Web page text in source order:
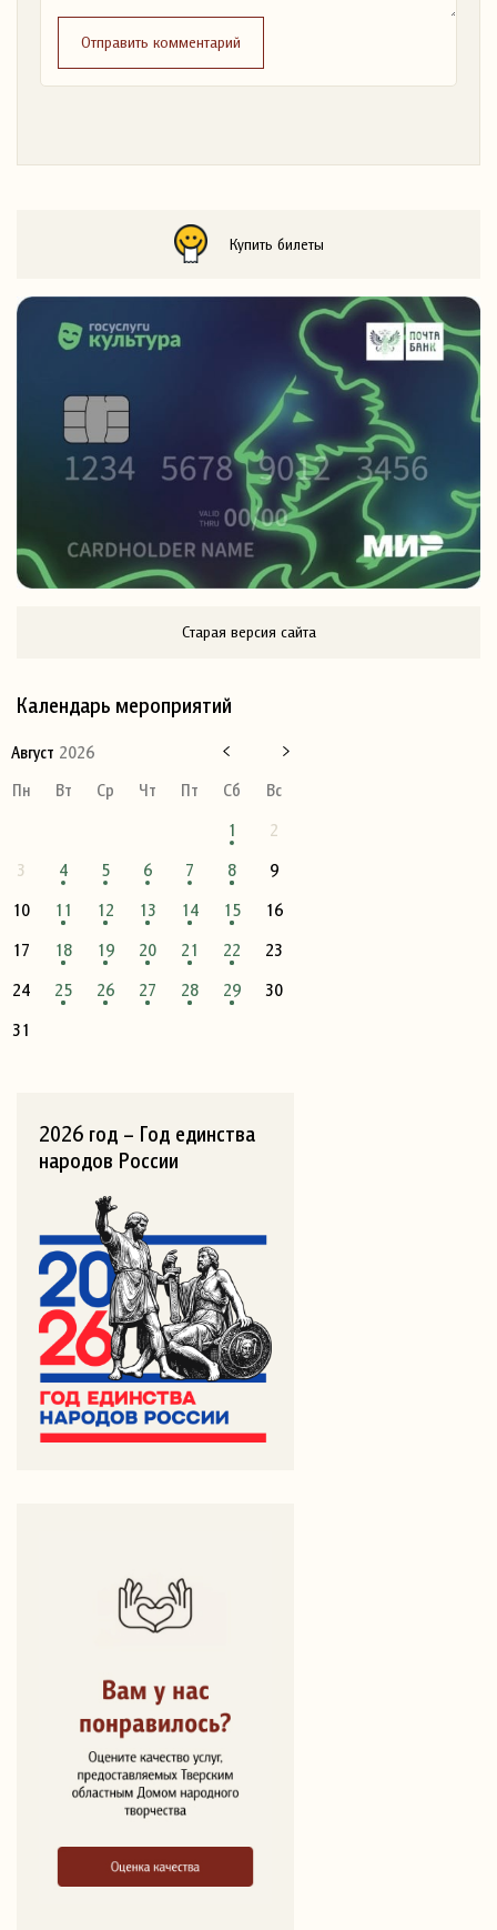
Отправить комментарий
Купить билеты
Старая версия сайта
Календарь мероприятий
Август 2026
Пн
Вт Ср Чт Пт Сб
Вс
1
2
3
4 5 6 7 8
9
10
11 12 13 14 15
16
17
18 19 20 21 22
23
24
25 26 27 28 29
30
31
2026 год – Год единства
народов России